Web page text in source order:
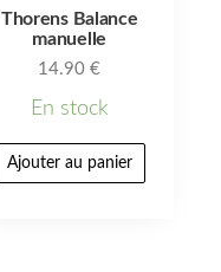
Thorens Balance
manuelle
14.90€
En stock
Ajouter au panier